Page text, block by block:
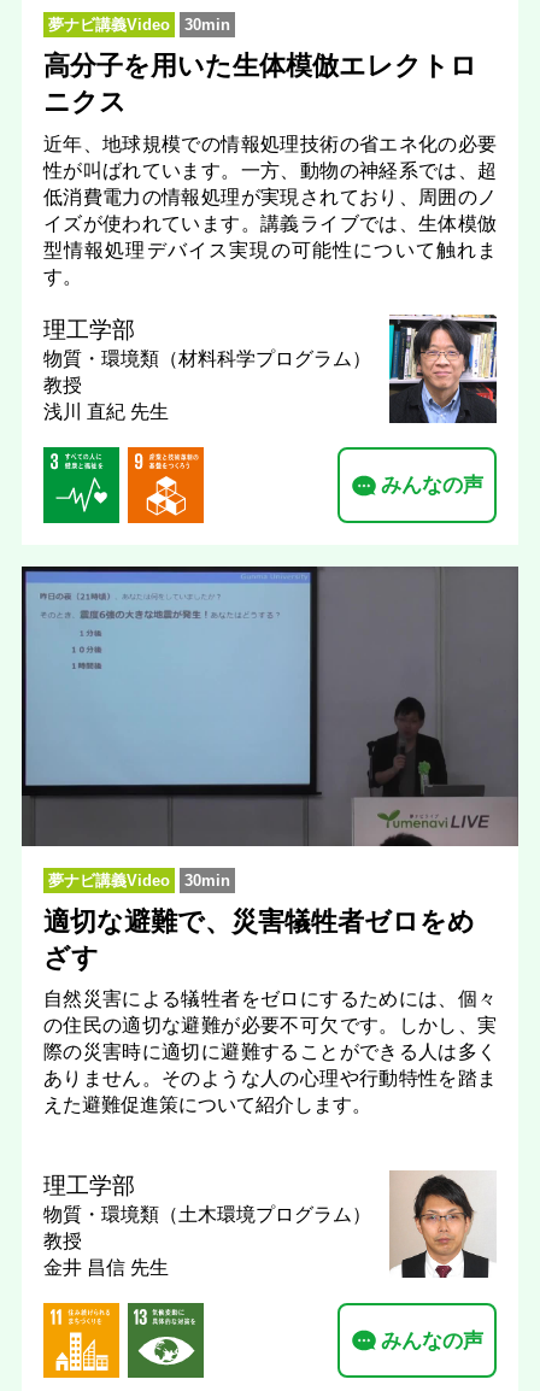
夢ナビ講義Video 30min
高分子を用いた生体模倣エレクトロ
ニクス
近年、地球規模での情報処理技術の省エネ化の必要
性が叫ばれています。一方、動物の神経系では、超
低消費電力の情報処理が実現されており、周囲のノ
イズが使われています。講義ライブでは、生体模倣
型情報処理デバイス実現の可能性について触れま
す。
理工学部
物質・環境類（材料科学プログラム）
教授
浅川 直紀 先生
みんなの声
夢ナビ講義Video 30min
適切な避難で、災害犠牲者ゼロをめ
ざす
自然災害による犠牲者をゼロにするためには、個々
の住民の適切な避難が必要不可欠です。しかし、実
際の災害時に適切に避難することができる人は多く
ありません。そのような人の心理や行動特性を踏ま
えた避難促進策について紹介します。
理工学部
物質・環境類（土木環境プログラム）
教授
金井 昌信 先生
みんなの声